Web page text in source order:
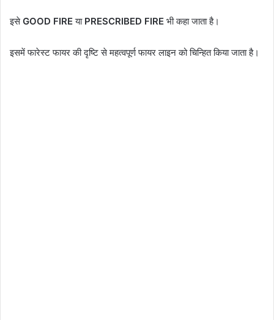
इसेGOOD FIREया PRESCRIBED FIRE भी कहा जाता है।
इसमें फारेस्ट फायर की दृष्टि से महत्वपूर्ण फायर लाइन को चिन्हित किया जाता है।